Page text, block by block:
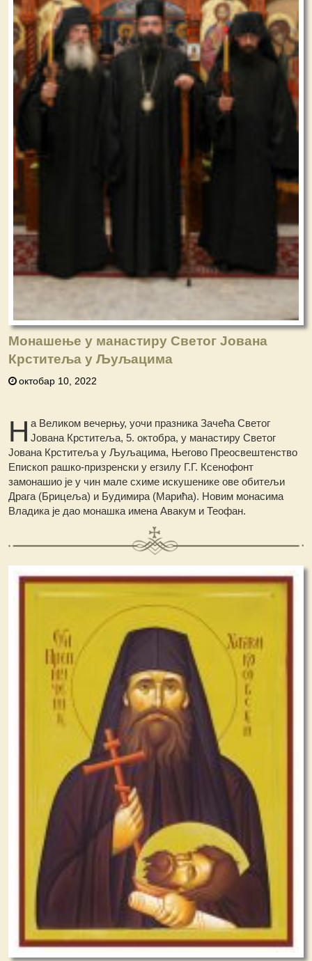
Монашење у манастиру Светог Јована
Крститеља у Љуљацима
октобар 10, 2022
Н а Великом вечерњу, уочи празника Зачећа Светог
Јована Крститеља, 5. октобра, у манастиру Светог
Јована Крститеља у Љуљацима, Његово Преосвештенство
Епископ рашко-призренски у егзилу Г.Г. Ксенофонт
замонашио је у чин мале схиме искушенике ове обитељи
Драга (Брицеља) и Будимира (Марића). Новим монасима
Владика је дао монашка имена Авакум и Теофан.